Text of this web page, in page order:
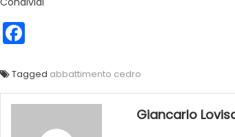
Tagged abbattimento cedro
Giancarlo